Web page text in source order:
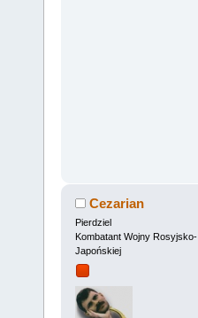
Cezarian
Pierdziel
Kombatant Wojny Rosyjsko-
Japońskiej